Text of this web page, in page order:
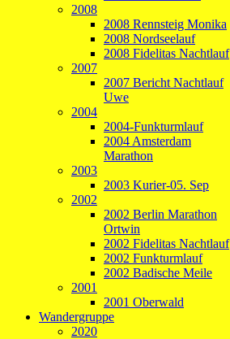
2008
2008 Rennsteig Monika
2008 Nordseelauf
2008 Fidelitas Nachtlauf
2007
2007 Bericht Nachtlauf
Uwe
2004
2004-Funkturmlauf
2004 Amsterdam
Marathon
2003
2003 Kurier-05. Sep
2002
2002 Berlin Marathon
Ortwin
2002 Fidelitas Nachtlauf
2002 Funkturmlauf
2002 Badische Meile
2001
2001 Oberwald
Wandergruppe
2020